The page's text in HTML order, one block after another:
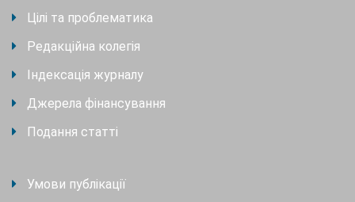
Цілі та проблематика
Редакційна колегія
Індексація журналу
Джерела фінансування
Подання статті
Умови публікації